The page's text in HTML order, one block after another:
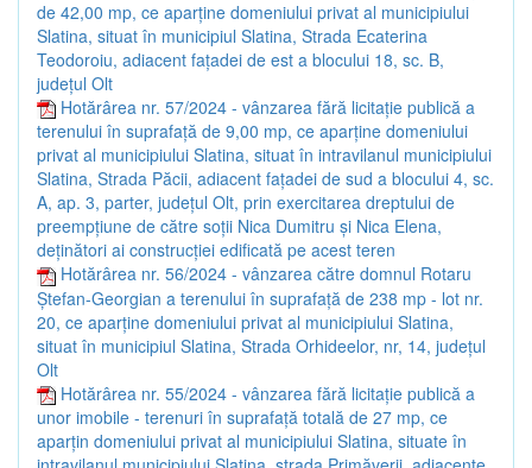
de 42,00 mp, ce aparține domeniului privat al municipiului
Slatina, situat în municipiul Slatina, Strada Ecaterina
Teodoroiu, adiacent fațadei de est a blocului 18, sc. B,
județul Olt
Hotărârea nr. 57/2024 - vânzarea fără licitație publică a
terenului în suprafață de 9,00 mp, ce aparține domeniului
privat al municipiului Slatina, situat în intravilanul municipiului
Slatina, Strada Păcii, adiacent fațadei de sud a blocului 4, sc.
A, ap. 3, parter, județul Olt, prin exercitarea dreptului de
preempțiune de către soții Nica Dumitru și Nica Elena,
deținători ai construcției edificată pe acest teren
Hotărârea nr. 56/2024 - vânzarea către domnul Rotaru
Ștefan-Georgian a terenului în suprafață de 238 mp - lot nr.
20, ce aparține domeniului privat al municipiului Slatina,
situat în municipiul Slatina, Strada Orhideelor, nr, 14, județul
Olt
Hotărârea nr. 55/2024 - vânzarea fără licitație publică a
unor imobile - terenuri în suprafață totală de 27 mp, ce
aparțin domeniului privat al municipiului Slatina, situate în